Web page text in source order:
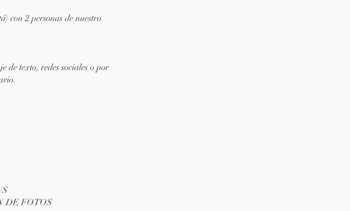
con 2 personas de nuestro
de texto, redes sociales o por
DE FOTOS